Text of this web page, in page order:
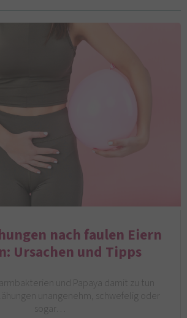
nach faulen Eiern
Ursachen und Tipps
und Papaya damit zu tun
unangenehm, schwefelig oder
sogar…